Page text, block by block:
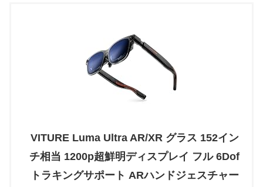
VITURE Luma Ultra AR/XR グラス 152イン
チ相当 1200p超鮮明ディスプレイ フル 6Dof
トラキングサポート ARハンドジェスチャー